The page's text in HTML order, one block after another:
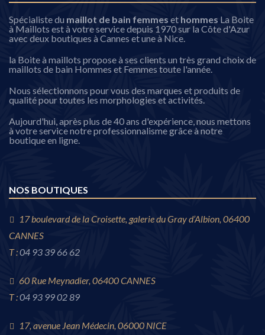
Spécialiste du maillot de bain femmes et hommes La Boite
à Maillots est à votre service depuis 1970 sur la Côte d'Azur
avec deux boutiques à Cannes et une à Nice.
la Boite à maillots propose à ses clients un très grand choix de
maillots de bain Hommes et Femmes toute l'année.
Nous sélectionnons pour vous des marques et produits de
qualité pour toutes les morphologies et activités.
Aujourd'hui, après plus de 40 ans d'expérience, nous mettons
à votre service notre professionnalisme grâce à notre
boutique en ligne.
NOS BOUTIQUES
17 boulevard de la Croisette, galerie du Gray d’Albion, 06400
CANNES
T :04 93 39 66 62
60 Rue Meynadier, 06400 CANNES
T :04 93 99 02 89
17, avenue Jean Médecin, 06000 NICE